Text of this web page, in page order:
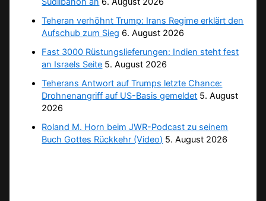
Teheran verhöhnt Trump: Irans Regime erklärt den
Aufschub zum Sieg 6. August 2026
Fast 3000 Rüstungslieferungen: Indien steht fest
an Israels Seite 5. August 2026
Teherans Antwort auf Trumps letzte Chance:
Drohnenangriff auf US-Basis gemeldet 5. August
2026
Roland M. Horn beim JWR-Podcast zu seinem
Buch Gottes Rückkehr (Video) 5. August 2026